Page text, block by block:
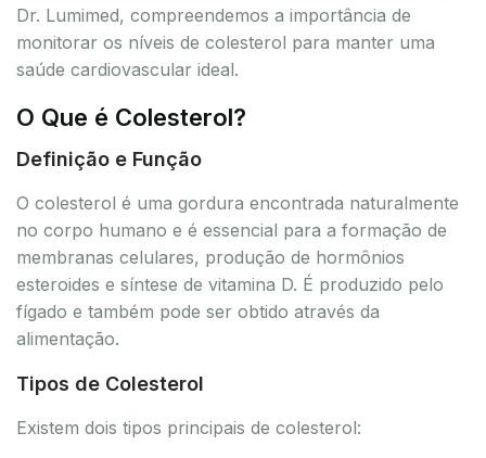
Dr. Lumimed, compreendemos a importância de
monitorar os níveis de colesterol para manter uma
saúde cardiovascular ideal.
O Que é Colesterol?
Definição e Função
O colesterol é uma gordura encontrada naturalmente
no corpo humano e é essencial para a formação de
membranas celulares, produção de hormônios
esteroides e síntese de vitamina D. É produzido pelo
fígado e também pode ser obtido através da
alimentação.
Tipos de Colesterol
Existem dois tipos principais de colesterol: